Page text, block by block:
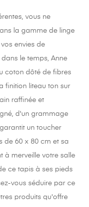
vous ne
la gamme de linge
envies de
le temps, Anne
coton dôté de fibres
finition liteau ton sur
raffinée et
d'un grammage
un toucher
de 60 x 80 cm et sa
à merveille votre salle
ce tapis à ses pieds
vous séduire par ce
produits qu'offre